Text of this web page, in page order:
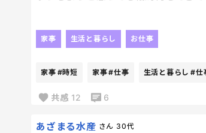
共働きですが、育休から復帰したら
れて、子どもの宿題に付き合って、
ました。
家事 生活と暮らし お仕事
家事 #時短 家事#仕事 生活と暮らし #仕
共感 12 6
あざまる水産 さん 30代